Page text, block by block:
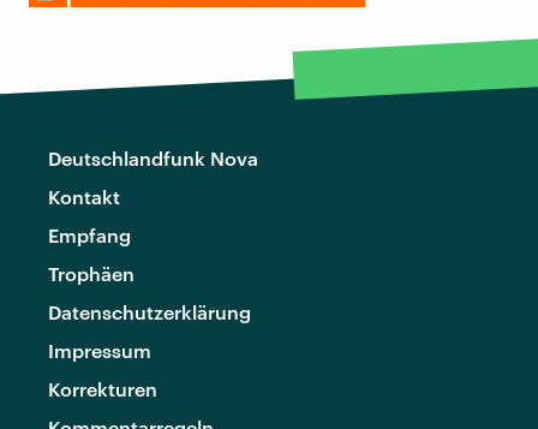
Deutschlandfunk Nova
Kontakt
Empfang
Trophäen
Datenschutzerklärung
Impressum
Korrekturen